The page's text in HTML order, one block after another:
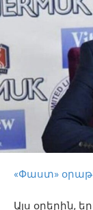
«Փաստ»
Այս օրերին,